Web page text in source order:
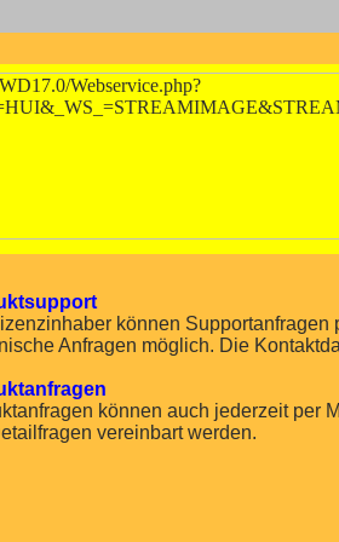
können Supportanfragen
Anfragen möglich. Die
können auch jederzeit per
vereinbart werden.